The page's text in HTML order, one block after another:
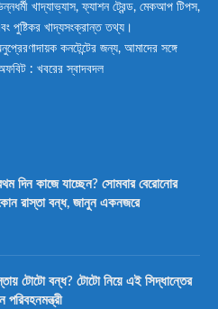
খাদ্যাভ্যাস, ফ্যাশন ট্রেন্ড, মেকআপ টিপস,
পুষ্টিকর খাদ্যসংক্রান্ত তথ্য।
কনটেন্টের জন্য, আমাদের সঙ্গে
: খবরের স্বাদবদল
দিন কাজে যাচ্ছেন? সোমবার বেরোনোর
রাস্তা বন্ধ, জানুন একনজরে
টোটো বন্ধ? টোটো নিয়ে এই সিদ্ধান্তের
পরিবহনমন্ত্রী